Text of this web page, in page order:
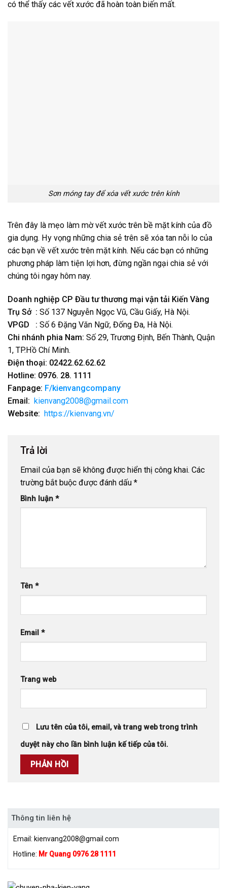
có thể thấy các vết xước đã hoàn toàn biến mất.
Sơn móng tay để xóa vết xước trên kính
Trên đây là mẹo làm mờ vết xước trên bề mặt kính của đồ
gia dụng. Hy vọng những chia sẻ trên sẽ xóa tan nỗi lo của
các bạn về vết xước trên mặt kính. Nếu các bạn có những
phương pháp làm tiện lợi hơn, đừng ngần ngại chia sẻ với
chúng tôi ngay hôm nay.
Doanh nghiệp CP Đầu tư thương mại vận tải Kiến Vàng
Trụ Sở : Số 137 Nguyễn Ngọc Vũ, Cầu Giấy, Hà Nội.
VPGD : Số 6 Đặng Văn Ngữ, Đống Đa, Hà Nội.
Chi nhánh phia Nam: Số 29, Trương Định, Bến Thành, Quận
1, TP.Hồ Chí Minh.
Điện thoại: 02422.62.62.62
Hotline: 0976. 28. 1111
Fanpage: F/kienvangcompany
Email: kienvang2008@gmail.com
Website: https://kienvang.vn/
Trả lời
Email của bạn sẽ không được hiển thị công khai. Các
trường bắt buộc được đánh dấu *
Bình luận *
Tên *
Email *
Trang web
Lưu tên của tôi, email, và trang web trong trình
duyệt này cho lần bình luận kế tiếp của tôi.
Thông tin liên hệ
Email: kienvang2008@gmail.com
Hotline: Mr Quang 0976 28 1111